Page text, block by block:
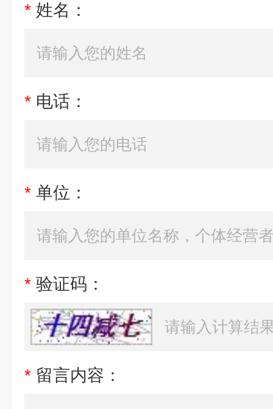
* 姓名：
* 电话：
* 单位：
* 验证码：
* 留言内容：